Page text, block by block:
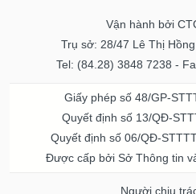
Vận hành bởi
Trụ sở: 28/47 Lê Thị
Tel: (84.28) 3848 7238 -
Giấy phép số 48/GP-
Quyết định số 13/QĐ-
Quyết định số 06/QĐ-
Được cấp bởi Sở Thông tin
Người chịu